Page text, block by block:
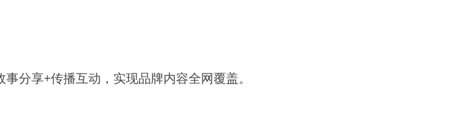
分享+传播互动，实现品牌内容全网覆盖。